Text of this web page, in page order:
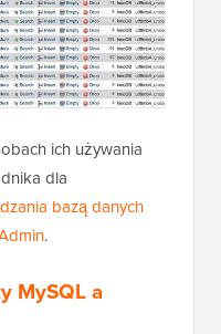
ich używania
dla
bazą danych
a